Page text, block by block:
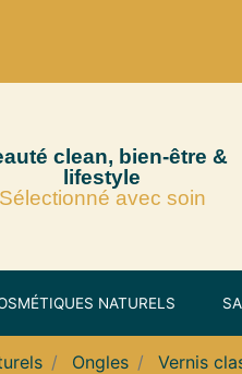
clean, bien-être &
lifestyle
Sélectionné avec soin
NATURELS
Ongles Vernis